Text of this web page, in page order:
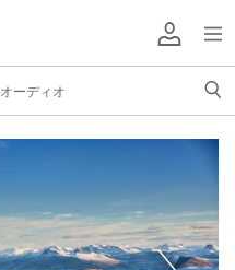
オーディオ